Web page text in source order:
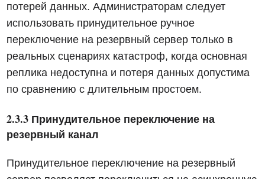
потерей данных. Администраторам следует
использовать принудительное ручное
переключение на резервный сервер только в
реальных сценариях катастроф, когда основная
реплика недоступна и потеря данных допустима
по сравнению с длительным простоем.
2.3.3 Принудительное переключение на
резервный канал
Принудительное переключение на резервный